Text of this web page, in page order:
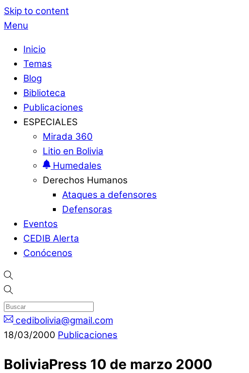
Skip to content
Menu
Inicio
Temas
Blog
Biblioteca
Publicaciones
ESPECIALES
Mirada 360
Litio en Bolivia
Humedales
Derechos Humanos
Ataques a defensores
Defensoras
Eventos
CEDIB Alerta
Conócenos
cedibolivia@gmail.com
18/03/2000 Publicaciones
BoliviaPress 10 de marzo 2000